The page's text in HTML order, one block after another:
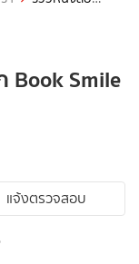
Book Smile
แจ้งตรวจสอบ